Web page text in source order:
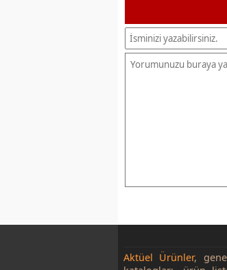
Aktüel Ürünler,